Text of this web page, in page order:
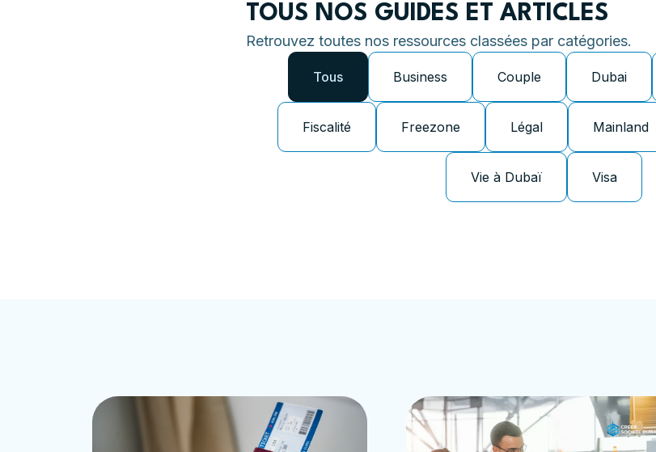
TOUS NOS GUIDES ET ARTICLES
Retrouvez toutes nos ressources classées par catégories.
Tous Business Couple Dubai
Fiscalité Freezone Légal Mainland
Vie à Dubaï Visa